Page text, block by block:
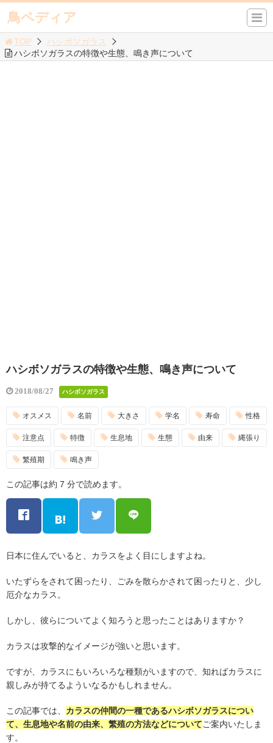
鳥ペディア
TOP
ハシボソガラス
ハシボソガラスの特徴や生態、鳴き声について
ハシボソガラスの特徴や生態、鳴き声について
2018/08/27 ハシボソガラス
オスメス 名前 大きさ 学名 寿命 性格
注意点 特徴 生息地 生態 由来 縄張り
繁殖期 鳴き声
この記事は約 7 分で読めます。
日本に住んでいると、カラスをよく目にしますよね。
いたずらをされて困ったり、ごみを散らかされて困ったりと、少し
厄介なカラス。
しかし、彼らについてよく知ろうと思ったことはありますか？
カラスは攻撃的なイメージが強いと思います。
ですが、カラスにもいろいろな種類がいますので、知ればカラスに
親しみが持てるよういなるかもしれません。
この記事では、 カラスの仲間の一種であるハシボソガラスについ
て、生息地や名前の由来、繁殖の方法などについてご案内いたしま
す。